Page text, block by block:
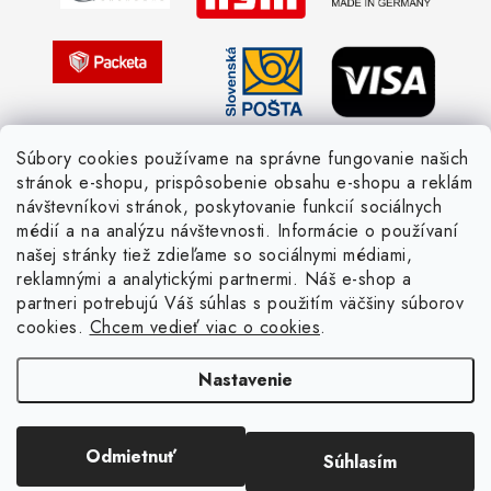
Súbory cookies používame na správne fungovanie našich
stránok e-shopu, prispôsobenie obsahu e-shopu a reklám
návštevníkovi stránok, poskytovanie funkcií sociálnych
médií a na analýzu návštevnosti. Informácie o používaní
našej stránky tiež zdieľame so sociálnymi médiami,
reklamnými a analytickými partnermi. Náš e-shop a
partneri potrebujú Váš súhlas s použitím väčšiny súborov
cookies. Chcem vedieť viac o cookies.
Nastavenie
Odmietnuť Súhlasím
Pletený slovník česky-anglicky
Vytvoril Shoptet
Žienka domáca. Všetky práva vyhradené.
cookies